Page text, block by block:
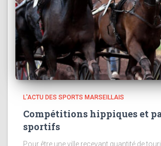
L'ACTU DES SPORTS MARSEILLAIS
Compétitions hippiques et
sportifs
Pour être une ville recevant quantité de